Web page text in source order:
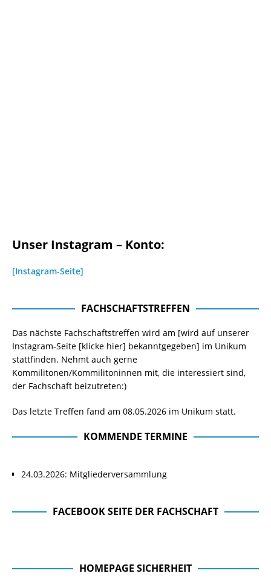
Unser Instagram – Konto:
[Instagram-Seite]
FACHSCHAFTSTREFFEN
Das nächste Fachschaftstreffen wird am [wird auf unserer
Instagram-Seite [klicke hier] bekanntgegeben] im Unikum
stattfinden. Nehmt auch gerne
Kommilitonen/Kommilitoninnen mit, die interessiert sind,
der Fachschaft beizutreten:)
Das letzte Treffen fand am 08.05.2026 im Unikum statt.
KOMMENDE TERMINE
24.03.2026: Mitgliederversammlung
FACEBOOK SEITE DER FACHSCHAFT
HOMEPAGE SICHERHEIT